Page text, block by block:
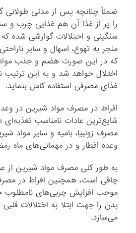
ضمناً چنانچه پس از مدتی طولانی
را پر از غذا آن هم غذایی چرب و
سنگینی و اختلالات گوارشی
منجر به تهوع، اسهال و سایر
که در این صورت هضم و جذب مواد
اختلال خواهد شد و به این
غذای مصرفی استفاده کامل بنماید.
افراط در مصرف مواد شیرین در
شایع‌ترین عادات نامناسب تغذیه‌ای
مصرف زولبیا، بامیه و سایر مواد
وعده افطار و در مهمانی‌های ماه
به طور کلی مصرف مواد شیرین از
چاقی است، همچنین افراط در
موجب افزایش چربی‌های نامطلوب
بدن را جهت ابتلا به اختلالات
می‌سازد.